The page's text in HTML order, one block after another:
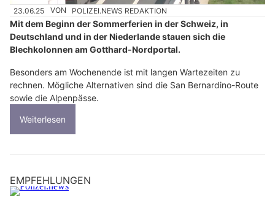
23.06.25 VON POLIZEI.NEWS REDAKTION
Mit dem Beginn der Sommerferien in der Schweiz, in
Deutschland und in der Niederlande stauen sich die
Blechkolonnen am Gotthard-Nordportal.
Besonders am Wochenende ist mit langen Wartezeiten zu
rechnen. Mögliche Alternativen sind die San Bernardino-Route
sowie die Alpenpässe.
Weiterlesen
EMPFEHLUNGEN